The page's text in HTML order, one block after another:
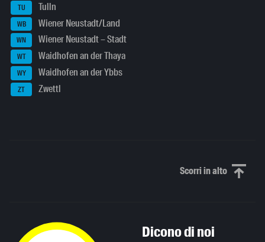
TU Tulln
WB Wiener Neustadt/Land
WN Wiener Neustadt – Stadt
WT Waidhofen an der Thaya
WY Waidhofen an der Ybbs
ZT Zwettl
Scorri in altoScorri in alto
Dicono di noi